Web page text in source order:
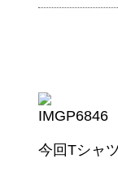
今回Tシャ